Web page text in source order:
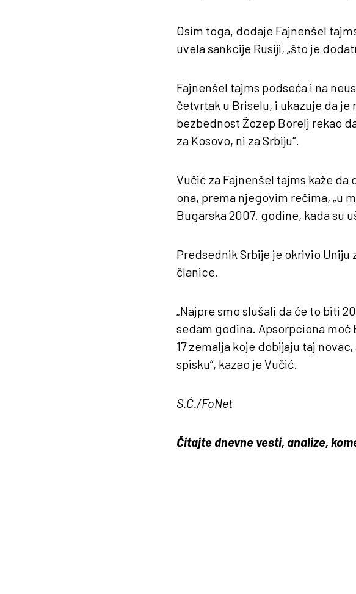
Osim toga, dodaje Fajnenšel
uvela sankcije Rusiji, „što je
Fajnenšel tajms podseća i na
četvrtak u Briselu, i ukazuje da
bezbednost Žozep Borelj rekao
za Kosovo, ni za Srbiju“.
Vučić za Fajnenšel tajms kaže
ona, prema njegovim rečima, „u
Bugarska 2007. godine, kada su
Predsednik Srbije je okrivio Uniju
članice.
„Najpre smo slušali da će to biti
sedam godina. Apsorpciona moć
17 zemalja koje dobijaju taj
spisku“, kazao je Vučić.
S.Ć./FoNet
Čitajte dnevne vesti, analize,